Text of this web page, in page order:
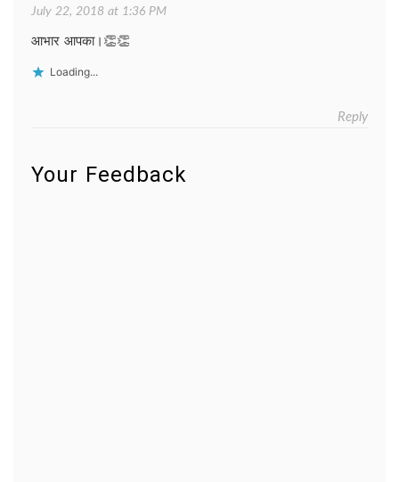
July 22, 2018 at 1:36 PM
आभार आपका।👏👏
Loading...
Reply
Your Feedback